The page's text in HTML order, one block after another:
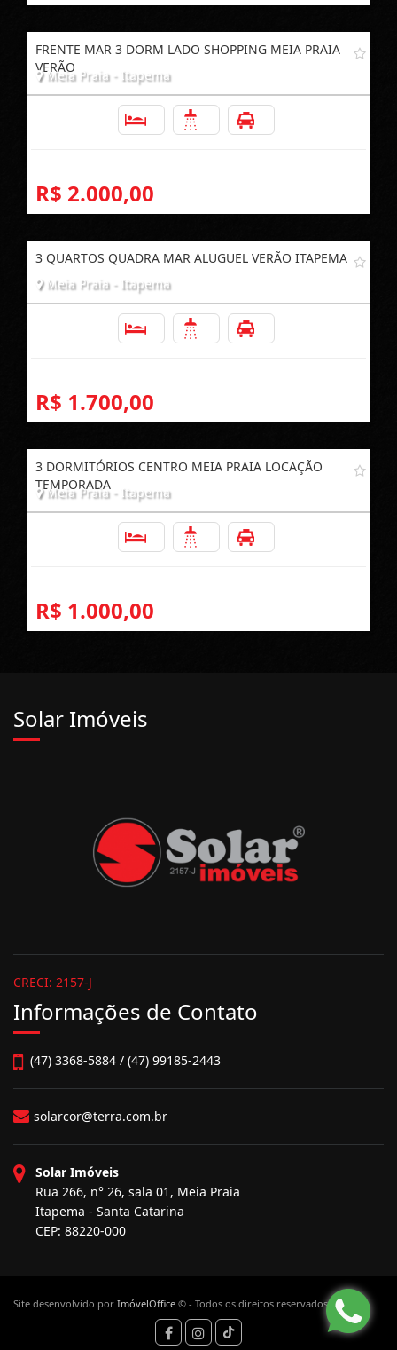
FRENTE MAR 3 DORM LADO SHOPPING MEIA PRAIA
VERÃO
Meia Praia - Itapema
R$ 2.000,00
3 QUARTOS QUADRA MAR ALUGUEL VERÃO ITAPEMA
Meia Praia - Itapema
R$ 1.700,00
3 DORMITÓRIOS CENTRO MEIA PRAIA LOCAÇÃO
TEMPORADA
Meia Praia - Itapema
R$ 1.000,00
Solar Imóveis
CRECI: 2157-J
Informações de Contato
(47) 3368-5884 / (47) 99185-2443
solarcor@terra.com.br
Solar Imóveis
Rua 266, n° 26, sala 01, Meia Praia
Itapema - Santa Catarina
CEP: 88220-000
Site desenvolvido por ImóvelOffice © - Todos os direitos reservados